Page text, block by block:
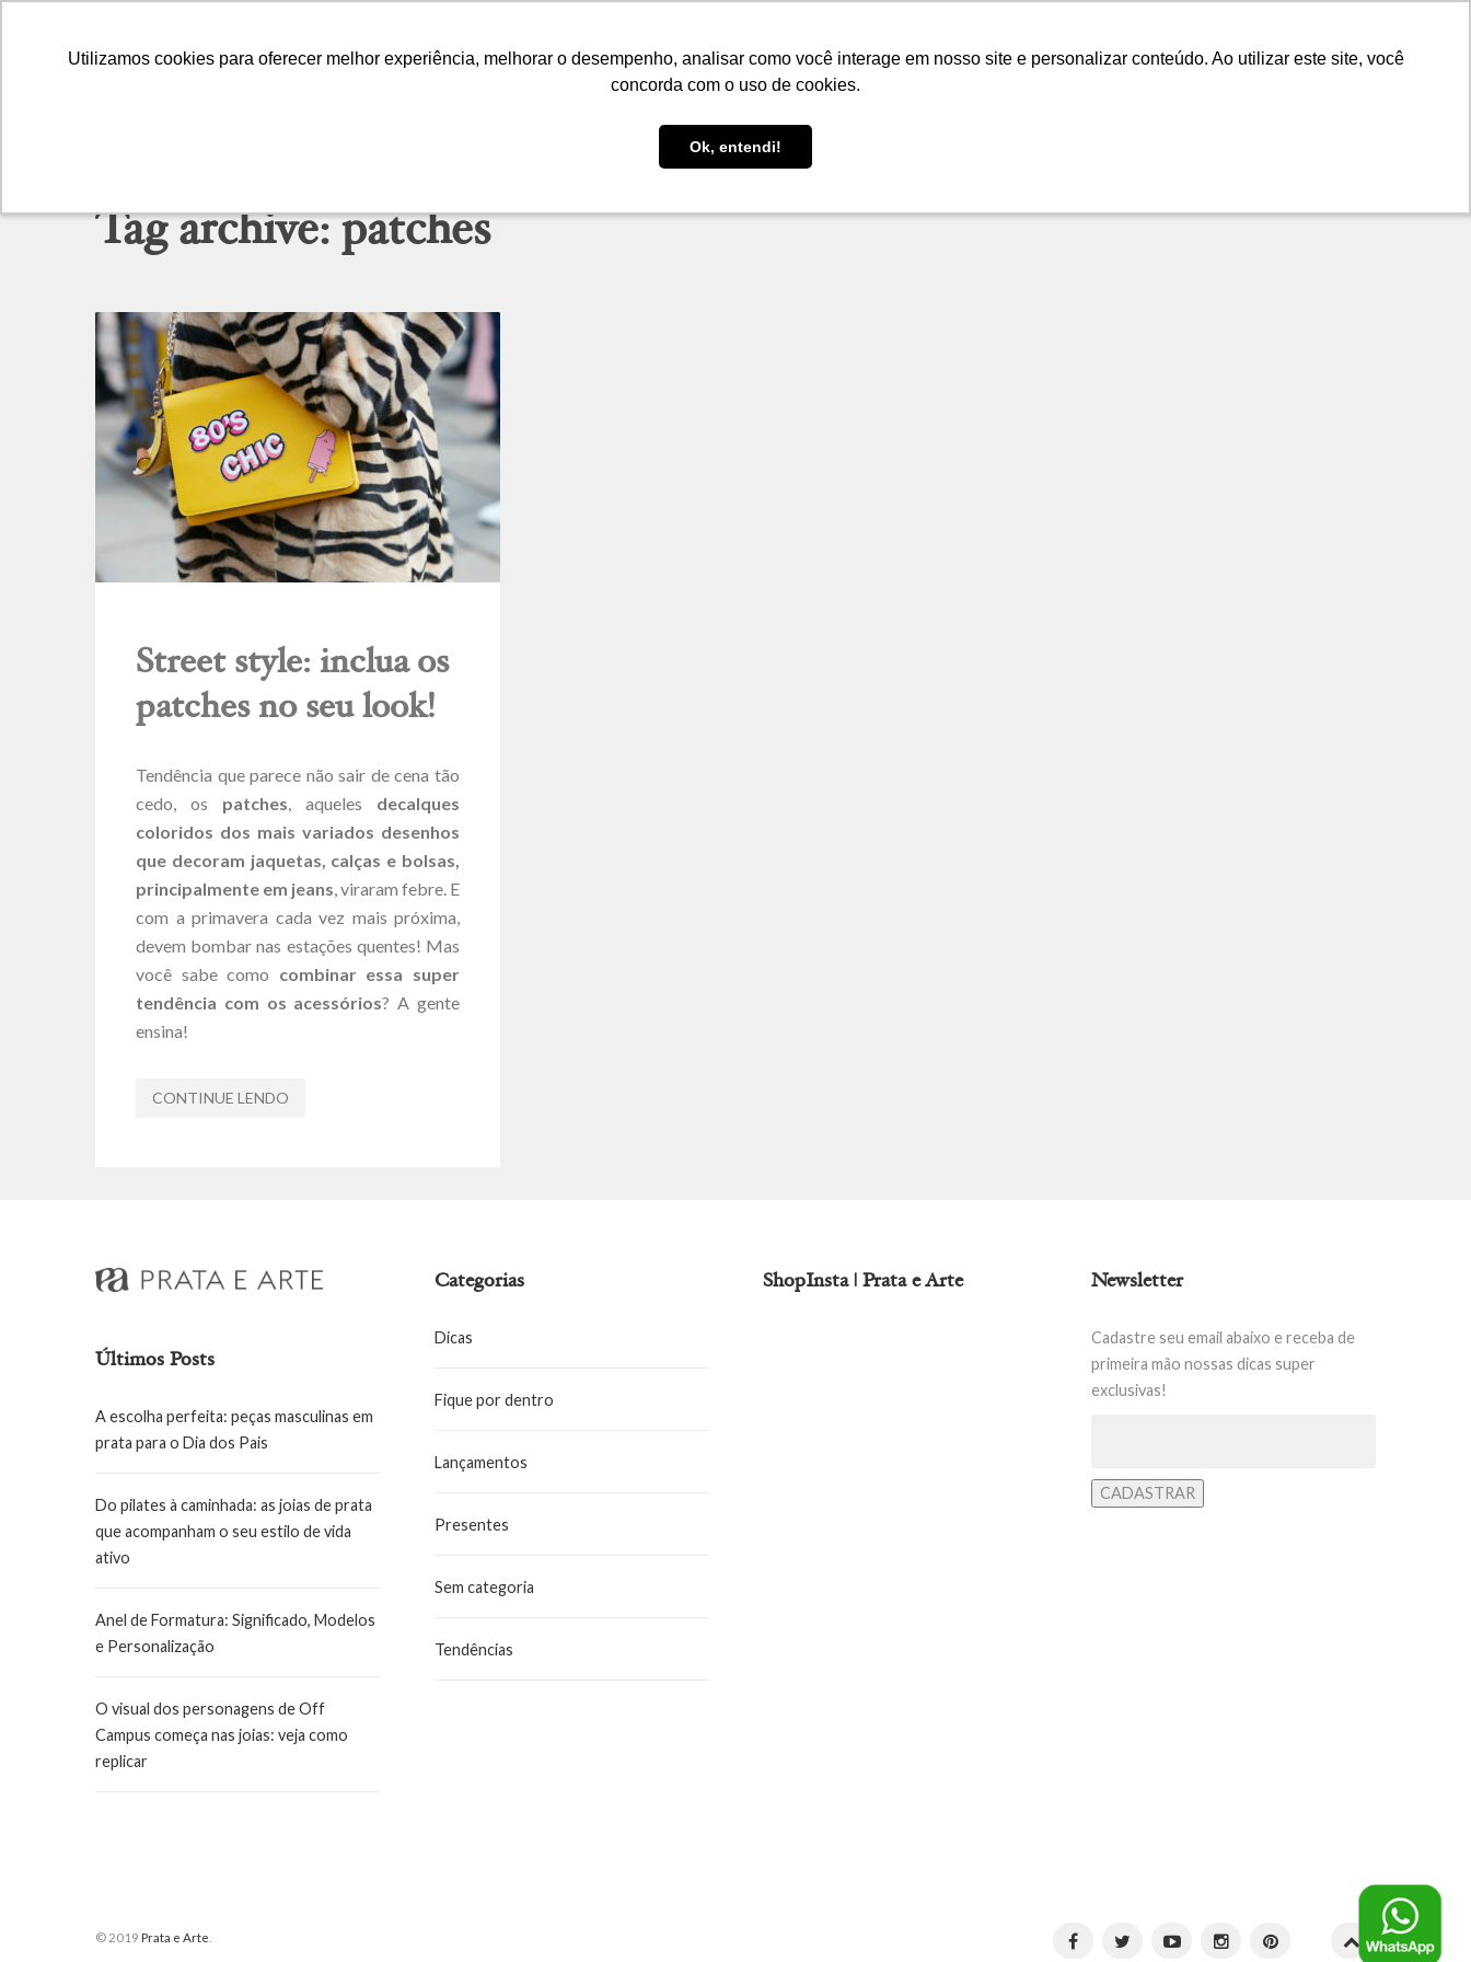
Utilizamos cookies para oferecer melhor experiência, melhorar o desempenho, analisar como você interage em nosso site e personalizar conteúdo. Ao utilizar este site, você
concorda com o uso de cookies.
Ok, entendi!
Utilizamos cookies para oferecer melhor experiência, melhorar o desempenho, analisar como você interage em nosso site e personalizar conteúdo. Ao utilizar este site, você
concorda com o uso de cookies.
Ok, entendi!
LOJA FIQUE POR DENTRO PRESENTES LANÇAMENTOS DICAS CONTATO
Tag archive: patches
Street style: inclua os
patches no seu look!
Tendência que parece não sair de cena tão
cedo, os patches , aqueles decalques
coloridos dos mais variados desenhos
que decoram jaquetas, calças e bolsas,
principalmente em jeans , viraram febre. E
com a primavera cada vez mais próxima,
devem bombar nas estações quentes! Mas
você sabe como combinar essa super
tendência com os acessórios? A gente
ensina!
CONTINUE LENDO
Últimos Posts
A escolha perfeita: peças masculinas em
prata para o Dia dos Pais
Do pilates à caminhada: as joias de prata
que acompanham o seu estilo de vida
ativo
Anel de Formatura: Significado, Modelos
e Personalização
O visual dos personagens de Off
Campus começa nas joias: veja como
replicar
Categorias
Dicas
Fique por dentro
Lançamentos
Presentes
Sem categoria
Tendências
ShopInsta | Prata e Arte Newsletter
Cadastre seu email abaixo e receba de
primeira mão nossas dicas super
exclusivas!
© 2019 Prata e Arte